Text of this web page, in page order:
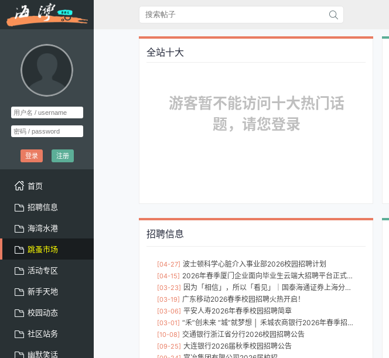
登录 注册
首页
招聘信息
海湾水港
跳蚤市场
活动专区
新手天地
校园动态
社区站务
幽默笑话
全站十大
游客暂不能访问十大热门话
题，请您登录
招聘信息
[04-27] 波士顿科学心脏介入事业部2026校园招聘计划
[04-15] 2026年春季厦门企业面向毕业生云端大招聘平台正式上线
[03-23] 因为「相信」，所以「看见」｜国泰海通证券上海分公司2026管培生组队ING
[03-19] 广东移动2026春季校园招聘火热开启！
[03-06] 平安人寿2026年春季校园招聘简章
[03-01] “禾”创未来 “城”就梦想 │ 禾城农商银行2026年春季招聘正式启动！
[10-08] 交通银行浙江省分行2026校园招聘公告
[09-25] 大连银行2026届秋季校园招聘公告